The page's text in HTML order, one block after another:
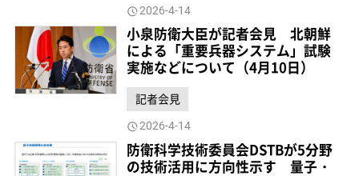
2026-4-14
小泉防衛大臣が記者会見 北朝鮮
による「重要兵器システム」試験
実施などについて（4月10日）
記者会見
2026-4-14
防衛科学技術委員会DSTBが5分野
の技術活用に方向性示す 量子・